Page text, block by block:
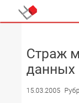
Страж
данных
15.03.2005